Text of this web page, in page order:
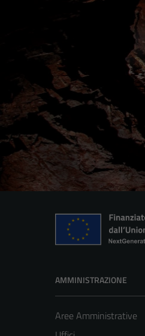
AMMINISTRAZIONE
Aree Amministrative